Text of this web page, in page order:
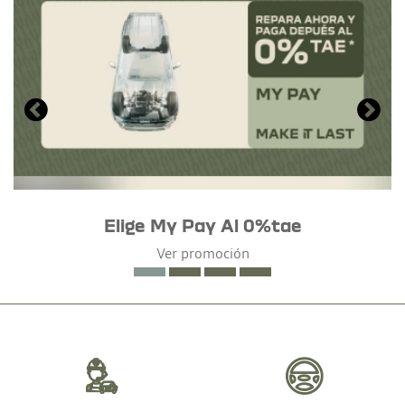
Elige My Pay Al 0%tae
Ver promoción